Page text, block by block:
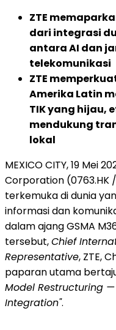
ZTE
dari integrasi
antara AI dan
telekomunikasi
ZTE
Amerika Latin
TIK yang hijau,
mendukung
lokal
MEXICO CITY,19 Mei
Corporation (0763.HK
terkemuka di dunia
informasi dan
dalam ajang GSMA
tersebut,Chief
Representative, ZTE,
paparan utama
Model Restructuring
Integration".